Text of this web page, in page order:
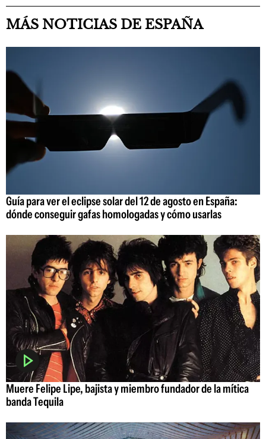
MÁS NOTICIAS DE ESPAÑA
Guía para ver el eclipse solar del 12 de agosto en España:
dónde conseguir gafas homologadas y cómo usarlas
Muere Felipe Lipe, bajista y miembro fundador de la mítica
banda Tequila